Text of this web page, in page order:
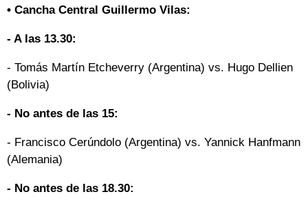
• Cancha Central Guillermo Vilas:
- A las 13.30:
- Tomás Martín Etcheverry (Argentina) vs. Hugo Dellien
(Bolivia)
- No antes de las 15:
- Francisco Cerúndolo (Argentina) vs. Yannick Hanfmann
(Alemania)
- No antes de las 18.30: